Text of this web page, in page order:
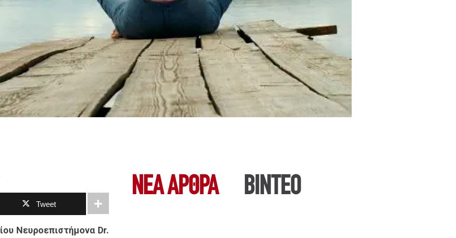
Tweet
Νευροεπιστήμονα Dr.
ΝΕΑ ΆΡΘΡΑ ΒΙΝΤΕΟ